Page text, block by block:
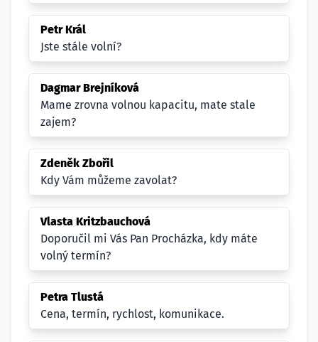
Petr Král
Jste stále volní?
Dagmar Brejníková
Mame zrovna volnou kapacitu, mate stale
zajem?
Zdeněk Zbořil
Kdy Vám můžeme zavolat?
Vlasta Kritzbauchová
Doporučil mi Vás Pan Procházka, kdy máte
volný termín?
Petra Tlustá
Cena, termín, rychlost, komunikace.